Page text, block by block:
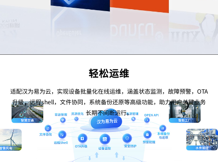
轻松运维
适配汉为易为云，实现设备批量化在线运维，涵盖状态监测，故障预警，OTA
升级，远程shell，文件协同，系统备份还原等高级功能，助力用户关键业务
长期不间断运行。